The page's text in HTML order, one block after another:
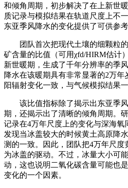
和倾角周期，初步解决了在上新世
质记录与模拟结果在轨道尺度上不
东亚季风降水的变化提供了可供参考
团队首次把现代土壤的细颗粒的
矿含量的比值（可用χfd/HIRM估计
新世暖期，生成了千年分辨率的季
降水在该暖期具有非常显著的2万
阳辐射变化一致，与气候模拟结果一
该比值指标除了揭示出东亚季风
期，还揭示出了清晰的倾角周期。
记录在4万年尺度上的变化与深海氧
发现当冰盖较大的时候黄土高原降
测的一致。因此，团队把4万年尺度
为冰盖的驱动。不过，冰量大小可
动，这也说明二氧化碳含量可能也
变化的一个因素。